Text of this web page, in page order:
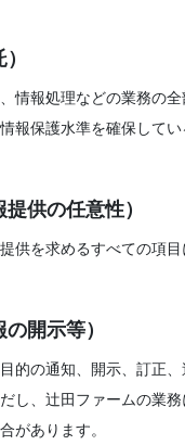
情報処理などの業務の
報保護水準を確保して
供の任意性）
供を求めるすべての項
開示等）
的の通知、開示、訂正
し、辻田ファームの業
があります。